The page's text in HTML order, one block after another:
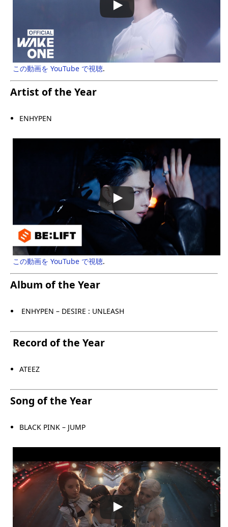
この動画を YouTube で視聴.
Artist of the Year
ENHYPEN
この動画を YouTube で視聴.
Album of the Year
ENHYPEN – DESIRE : UNLEASH
Record of the Year
ATEEZ
Song of the Year
BLACK PINK – JUMP